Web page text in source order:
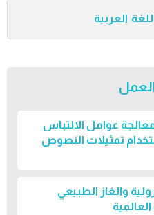
عوامل الالتباس
تمثيلات النصوص
والغاز الطبيعي